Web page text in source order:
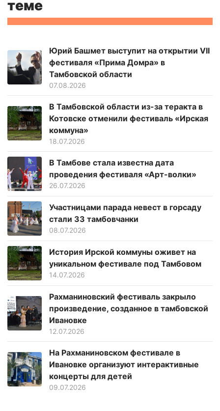
теме
Юрий Башмет выступит на открытии VII
фестиваля «Прима Домра» в
Тамбовской области
07.08.2026
В Тамбовской области из-за теракта в
Котовске отменили фестиваль «Ирская
коммуна»
18.07.2026
В Тамбове стала известна дата
проведения фестиваля «Арт-волки»
26.07.2026
Участницами парада невест в горсаду
стали 33 тамбовчанки
08.07.2026
История Ирской коммуны оживет на
уникальном фестивале под Тамбовом
14.07.2026
Рахманиновский фестиваль закрыло
произведение, созданное в тамбовской
Ивановке
12.07.2026
На Рахманиновском фестивале в
Ивановке организуют интерактивные
концерты для детей
09.07.2026